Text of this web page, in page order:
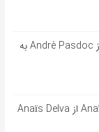
آهنگ فرانسوی l pleut sur la route از André Pasdoc به
آهنگ فرانسوی Anaïs Delva Et je danse از Anaïs Delva